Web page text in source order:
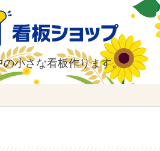
の小さな看板作ります。